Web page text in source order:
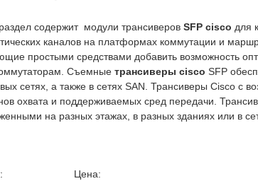
содержит модули трансиверов SFP cisco для
каналов на платформах коммутации и
простыми средствами добавить возможность
Съемные трансиверы cisco SFP
сетях, а также в сетях SAN. Трансиверы Cisco с
охвата и поддерживаемых сред передачи.
на разных этажах, в разных зданиях или в
Цена: